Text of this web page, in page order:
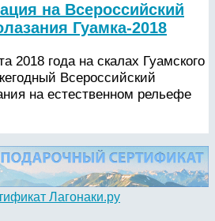
на Всероссийский
Гуамка-2018
2018 года на скалах Гуамского
Всероссийский
на естественном рельефе
Лагонаки.ру